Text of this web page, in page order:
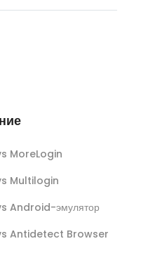
MoreLogin
Multilogin
Android-эмулятор
Antidetect Browser